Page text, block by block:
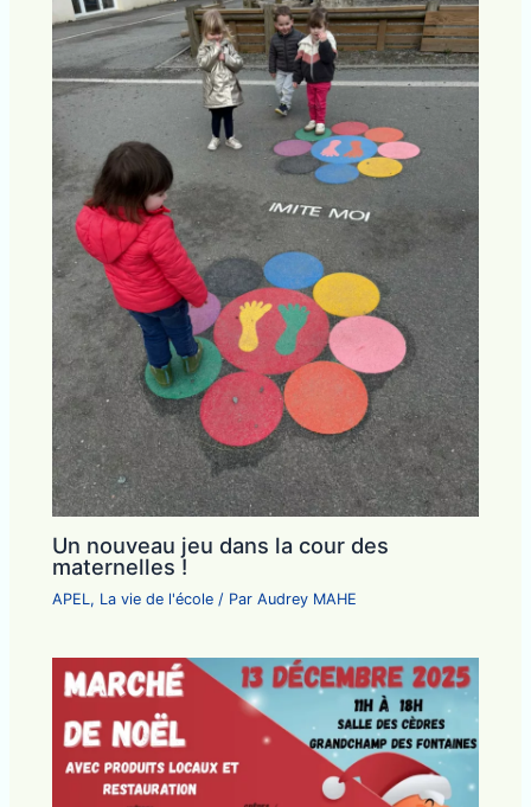
Un nouveau jeu dans la cour des
maternelles !
APEL , La vie de l'école / ParAudrey MAHE